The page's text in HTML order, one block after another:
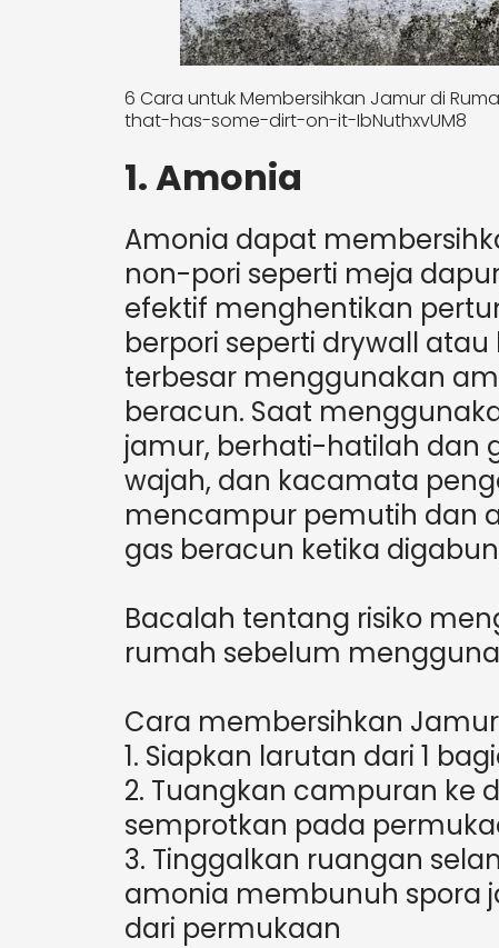
6 Cara untuk Membersihkan Jamur di
that-has-some-dirt-on-it-IbNuthxvUM8
1. Amonia
Amonia dapat
non-pori seperti meja
efektif menghentikan
berpori seperti drywall
terbesar menggunakan
beracun. Saat
jamur, berhati-hatilah dan
wajah, dan kacamata
mencampur pemutih dan
gas beracun ketika
Bacalah tentang risiko
rumah sebelum
Cara membersihkan
1. Siapkan larutan dari 1
2. Tuangkan campuran ke
semprotkan pada
3. Tinggalkan ruangan
amonia membunuh spora
dari permukaan